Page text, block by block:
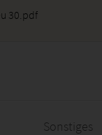
30.pdf
Sonstiges